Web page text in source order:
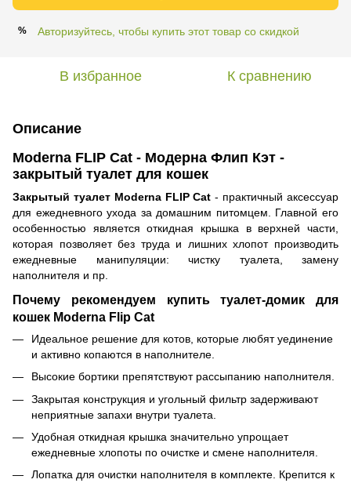
% Авторизуйтесь, чтобы купить этот товар со скидкой
В избранное К сравнению
Описание
Moderna FLIP Cat - Модерна Флип Кэт -
закрытый туалет для кошек
Закрытый туалет Moderna FLIP Cat - практичный аксессуар
для ежедневного ухода за домашним питомцем. Главной его
особенностью является откидная крышка в верхней части,
которая позволяет без труда и лишних хлопот производить
ежедневные манипуляции: чистку туалета, замену
наполнителя и пр.
Почему рекомендуем купить туалет-домик для
кошек Moderna Flip Cat
Идеальное решение для котов, которые любят уединение
и активно копаются в наполнителе.
Высокие бортики препятствуют рассыпанию наполнителя.
Закрытая конструкция и угольный фильтр задерживают
неприятные запахи внутри туалета.
Удобная откидная крышка значительно упрощает
ежедневные хлопоты по очистке и смене наполнителя.
Лопатка для очистки наполнителя в комплекте. Крепится к